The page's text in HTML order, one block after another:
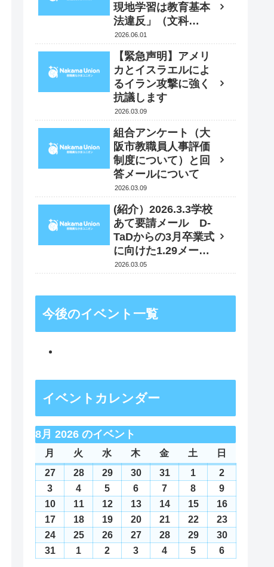
現地学習は教育基本
法違反」（文科
省）⁇ 6月１日 文
科大臣に抗議・要請
書を送付
2026.06.01
【緊急声明】アメリ
カとイスラエルによ
るイラン攻撃に強く
抗議します
2026.03.09
組合アンケート（大
阪市教職員人事評価
制度について）と回
答メールについて
2026.03.09
(紹介）2026.3.3学校
あて要請メール D-
TaDからの3月卒業式
に向けた1.29メール
への追加情報
2026.03.05
今後のイベント一覧
イベントカレンダー
8月 2026 のイベント
月
曜
日
火
曜
日
水
曜
日
木木
曜
日
金
曜
日
土
曜
日
日
曜
日
272026
7
月
282026
月
28
292026
月
29
302026
7
月
30
312026
7
1
8
月
1
2
8
月
2
3
年
8
月
3
4
年
8
月
5
年
8
月
6
年
8
月
7
年
8
月
8
年
8
月
9
年
8
月
102026
年
8
112026
年
8
122026
年
8
132026
年
8
142026
8
152026
8
162026
年
8
172026
年
182026
年
192026
年
202026
年
212026
年
222026
年
232026
年
242026252026262026272026282026292026302026
3120261 2 3 4 5 6